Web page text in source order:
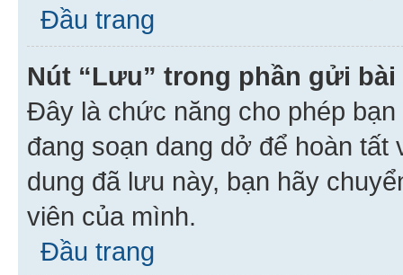
Đầu trang
Nút “Lưu” trong phần gửi
Đây là chức năng cho phép
đang soạn dang dở để hoàn
dung đã lưu này, bạn hãy
viên của mình.
Đầu trang